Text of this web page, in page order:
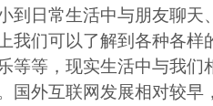
到日常生活中与朋友聊天
我们可以了解到各种各样
等等，现实生活中与我们
国外互联网发展相对较早